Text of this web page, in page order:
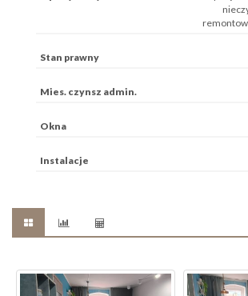
Stan prawny
Mies. czynsz admin.
Okna
Instalacje